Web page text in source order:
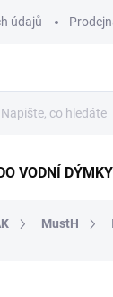
údajů
VODNÍ DÝMKY
MustH